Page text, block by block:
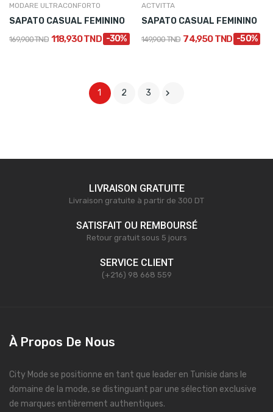
MODARE ULTRACONFORTO
SAPATO CASUAL FEMININO
169,900 TND 118,930 TND -30%
ACTVITTA
SAPATO CASUAL FEMININO
149,900 TND 74,950 TND -50%
1 2 3 
LIVRAISON GRATUITE
Livraison gratuite à partir de 300 DT
SATISFAIT OU REMBOURSÉ
Retour gratuit sous 5 jours
SERVICE CLIENT
(+216) 98 668 559
À Propos De Nous
City Mode se positionne en tant que leader en Tunisie dans le
domaine de la mode, se distinguant par une sélection exclusive
de marques entièrement authentiques.